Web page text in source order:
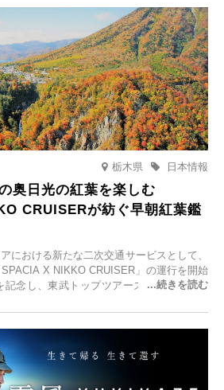
ェックしてみてください。
栃木県 日本情報
奥日光の紅葉を楽しむ
CRUISERが紡ぐ早朝紅葉鑑
における新たな二次交通サービスとして、
X NIKKO CRUISER」の運行を開始
記念し、東武トップツアーズ株式会社では
いたします。